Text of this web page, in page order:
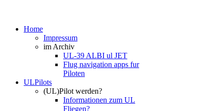
Home
Impressum
im Archiv
UL-39 ALBI ul JET
Flug navigation apps fur
Piloten
ULPilots
(UL)Pilot werden?
Informationen zum UL
Fliegen?